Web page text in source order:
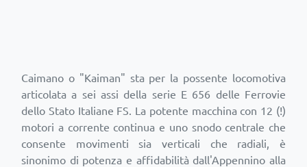
Caimano o "Kaiman" sta per la possente locomotiva
articolata a sei assi della serie E 656 delle Ferrovie
dello Stato Italiane FS. La potente macchina con 12 (!)
motori a corrente continua e uno snodo centrale che
consente movimenti sia verticali che radiali, è
sinonimo di potenza e affidabilità dall'Appennino alla